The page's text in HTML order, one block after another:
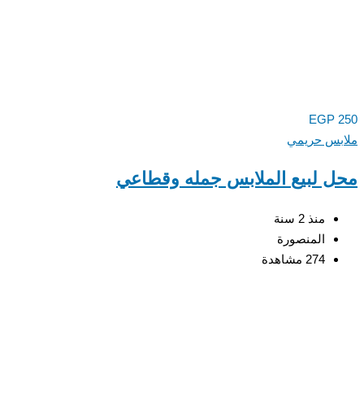
EGP
حريمي
لبيع الملابس جمله وقطاعي
منذ 2 سنة
المنصورة
274 مشاهدة